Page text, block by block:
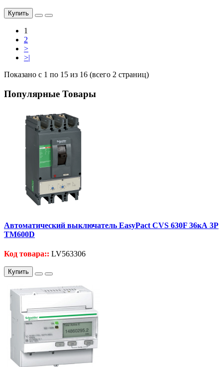
Купить
1
2
>
>|
Показано с 1 по 15 из 16 (всего 2 страниц)
Популярные Товары
Автоматический выключатель EasyPact CVS 630F 36кА 3P
TM600D
Код товара:: LV563306
Купить